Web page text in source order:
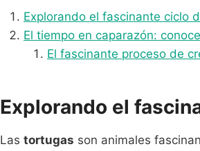
Explorando el fascinante ciclo
El tiempo en caparazón:
El fascinante proceso de
Explorando el
Las tortugas son animales